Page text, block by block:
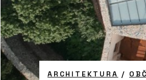
ARCHITEKTURA /